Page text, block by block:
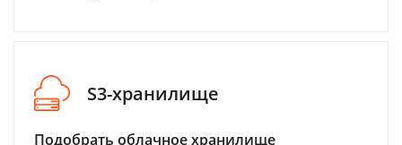
S3-хранилище
Подобрать облачное хранилище